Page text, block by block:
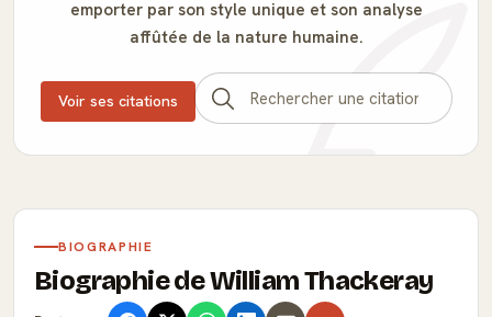
emporter par son style unique et son analyse
affûtée de la nature humaine.
Voir ses citations
BIOGRAPHIE
Biographie de William Thackeray